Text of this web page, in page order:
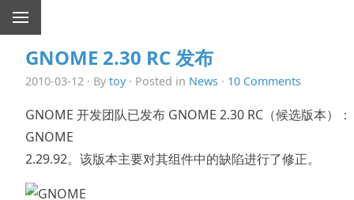
GNOME 2.30 RC 发布
2010-03-12 · By toy· Posted in News · 10 Comments
GNOME 开发团队已发布 GNOME 2.30 RC（候选版本）：
GNOME
2.29.92。该版本主要对其组件中的缺陷进行了修正。